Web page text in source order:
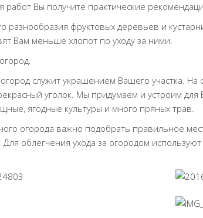
работ Вы получите практические
разнообразия фруктовых деревьев и
Вам меньше хлопот по уходу за ними.
служит украшением Вашего участка.
уголок. Мы придумаем и устроим
ягодные культуры и много пряных трав.
огорода важно подобрать правильное
облегчения ухода за огородом